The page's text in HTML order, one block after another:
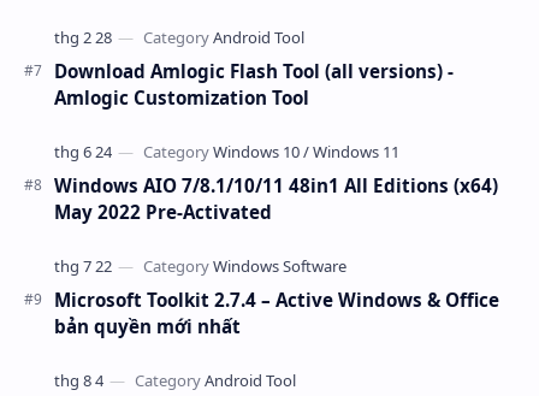
Download Amlogic Flash Tool (all versions) -
Amlogic Customization Tool
Windows AIO 7/8.1/10/11 48in1 All Editions (x64)
May 2022 Pre-Activated
Microsoft Toolkit 2.7.4 – Active Windows & Office
bản quyền mới nhất